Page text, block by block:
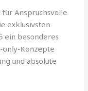
für Anspruchsvolle
exklusivsten
ein besonderes
only-Konzepte
und absolute